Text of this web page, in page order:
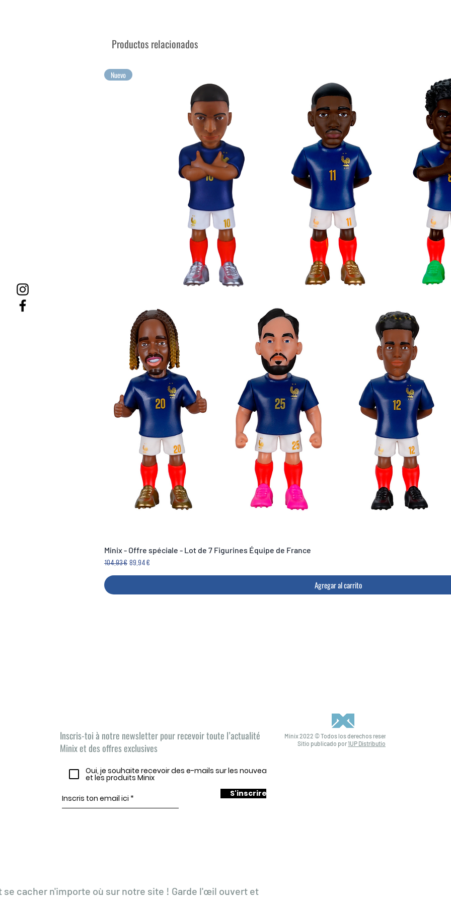
Productos relacionados
Nuevo
Minix - Offre spéciale - Lot de 7 Figurines Équipe de France
Precio
104,93 € Precio de oferta
89,94 €
Agregar al carrito
Inscris-toi à notre newsletter pour recevoir toute l’actualité
Minix et des offres exclusives
Oui, je souhaite recevoir des e-mails sur les nouveautés
et les produits Minix
S'inscrire
Minix 2022 © Todos los derechos reservados
Sitio publicado por1UP Distribution
cacher n'importe où sur notre site ! Garde l'œil ouvert et